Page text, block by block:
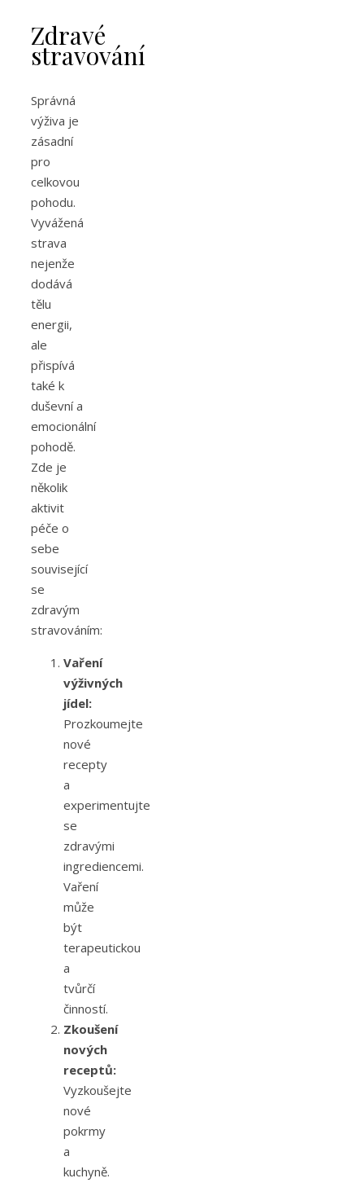
Zdravé
stravování
Správná
výživa je
zásadní
pro
celkovou
pohodu.
Vyvážená
strava
nejenže
dodává
tělu
energii,
ale
přispívá
také k
duševní a
emocionální
pohodě.
Zde je
několik
aktivit
péče o
sebe
související
se
zdravým
stravováním:
Vaření
výživných
jídel:
Prozkoumejte
nové
recepty
a
experimentujte
se
zdravými
ingrediencemi.
Vaření
může
být
terapeutickou
a
tvůrčí
činností.
Zkoušení
nových
receptů:
Vyzkoušejte
nové
pokrmy
a
kuchyně.